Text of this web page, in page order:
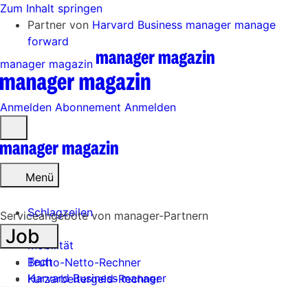
Zum Inhalt springen
Partner von Harvard Business manager manage
forward
manager magazin
Anmelden Abonnement Anmelden
öffnen
Menü
Schlagzeilen
Mobilität
Tech
Harvard Business manager
Serviceangebote von manager-Partnern
Job
Brutto-Netto-Rechner
Kurzarbeitergeld-Rechner